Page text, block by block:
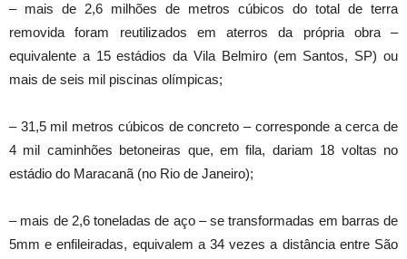
– mais de 2,6 milhões de metros cúbicos do total de terra
removida foram reutilizados em aterros da própria obra –
equivalente a 15 estádios da Vila Belmiro (em Santos, SP) ou
mais de seis mil piscinas olímpicas;
– 31,5 mil metros cúbicos de concreto – corresponde a cerca de
4 mil caminhões betoneiras que, em fila, dariam 18 voltas no
estádio do Maracanã (no Rio de Janeiro);
– mais de 2,6 toneladas de aço – se transformadas em barras de
5mm e enfileiradas, equivalem a 34 vezes a distância entre São